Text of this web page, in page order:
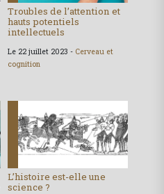
Troubles de l’attention et
hauts potentiels
intellectuels
Le 22 juillet 2023 - Cerveau et
cognition
L’histoire est-elle une
science ?